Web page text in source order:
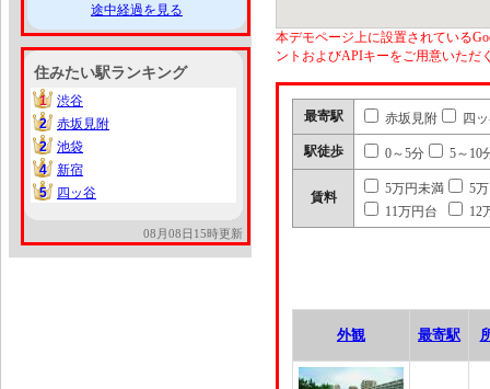
途中経過を見る
住みたい駅ランキング
1
1
渋谷
2
2
赤坂見附
2
2
池袋
4
4
新宿
5
5 四ッ谷
08月08日15時更新
本デモページ上に設置されている
ントおよびAPIキーをご用意いただ
最寄駅 赤坂見附 四
駅徒歩 0～5分 5～10
賃料
5万円未満
5
11万円台
12
外観 最寄駅